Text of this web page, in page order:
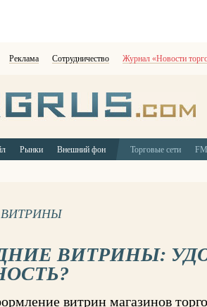
Реклама Сотрудничество Журнал «Новости
Рынки Внешний фон Торговые сети
ВИТРИНЫ:
витрин магазинов